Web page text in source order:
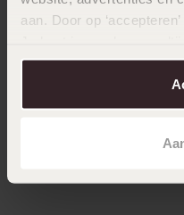
aan. Door op
over in onscookiebeleid.